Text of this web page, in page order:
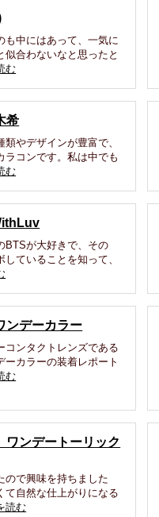
も中にはあって、一気に
似合わないなと思ったと
む
希
やデザインが豊富で、
ラコンです。私は中でも
む
BTSが大好きで、その
ていることを知って、
ンデーカラー
コンタクトレンズである
ーカラーの装着レポート
む
ンデートーリック
ので興味を持ちました
て自然な仕上がりになる
読む